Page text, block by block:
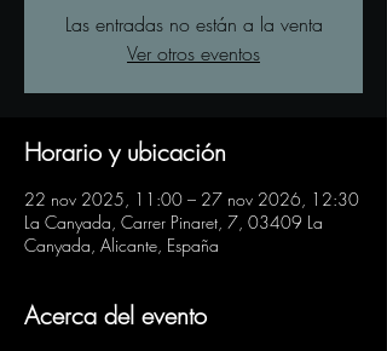
Las entradas no están a la venta
Ver otros eventos
Horario y ubicación
22 nov 2025, 11:00 – 27 nov 2026, 12:30
La Canyada, Carrer Pinaret, 7, 03409 La
Canyada, Alicante, España
Acerca del evento